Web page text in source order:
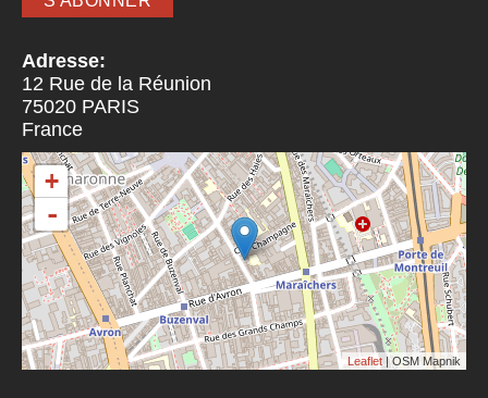
Adresse:
12 Rue de la Réunion
75020 PARIS
France
+
-
Leaflet | OSM Mapnik